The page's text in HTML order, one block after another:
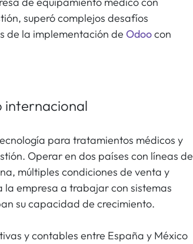
superó complejos desafíos
de la implementación de Odoocon
internacional
para tratamientos médicos y
Operar en dos países con líneas de
múltiples condiciones de venta y
empresa a trabajar con sistemas
su capacidad de crecimiento.
y contables entre España y México